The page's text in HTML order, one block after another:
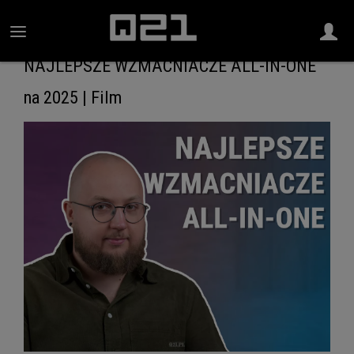
NAJLEPSZE WZMACNIACZE ALL-IN-ONE
na 2025 | Film